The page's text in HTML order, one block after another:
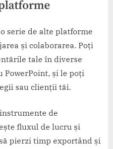
serie de alte platforme
și colaborarea. Poți
tale în diverse
PowerPoint, și le poți
sau clienții tăi.
de
fluxul de lucru și
pierzi timp exportând și